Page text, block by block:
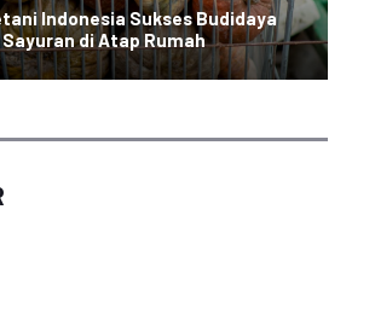
Indonesia Sukses Budidaya
Sayuran di Atap Rumah